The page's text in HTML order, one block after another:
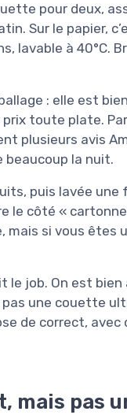
pour deux,
Sur le papier,
lavable à 40°C.
: elle est
toute plate.
plusieurs avis
beaucoup la nuit.
puis lavée
le côté «
mais si vous êtes
job. On est
pas une couette
de correct,
pas